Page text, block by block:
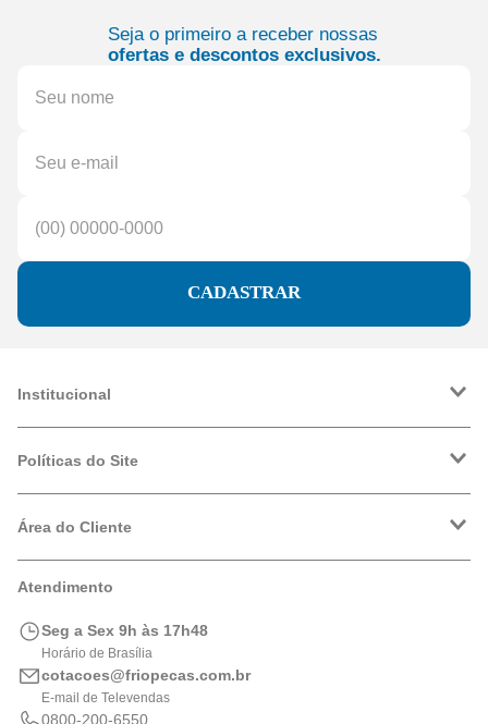
Seja o primeiro a receber nossas
ofertas e descontos exclusivos.
CADASTRAR
Institucional
Trabalhe Conosco
Políticas do Site
Política de Privacidade
Logística
Área do Cliente
Meus Pedidos
Portal de Boletos
Atendimento
Seg a Sex 9h às 17h48
Horário de Brasília
cotacoes@friopecas.com.br
E-mail de Televendas
0800-200-6550